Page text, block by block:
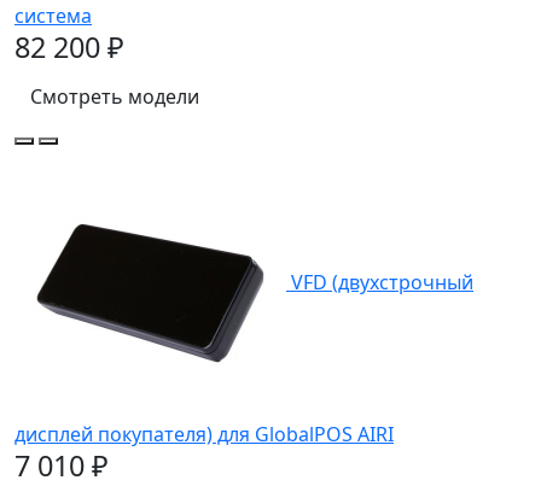
система
82 200 ₽
Смотреть модели
VFD (двухстрочный
дисплей покупателя) для GlobalPOS AIRI
7 010 ₽